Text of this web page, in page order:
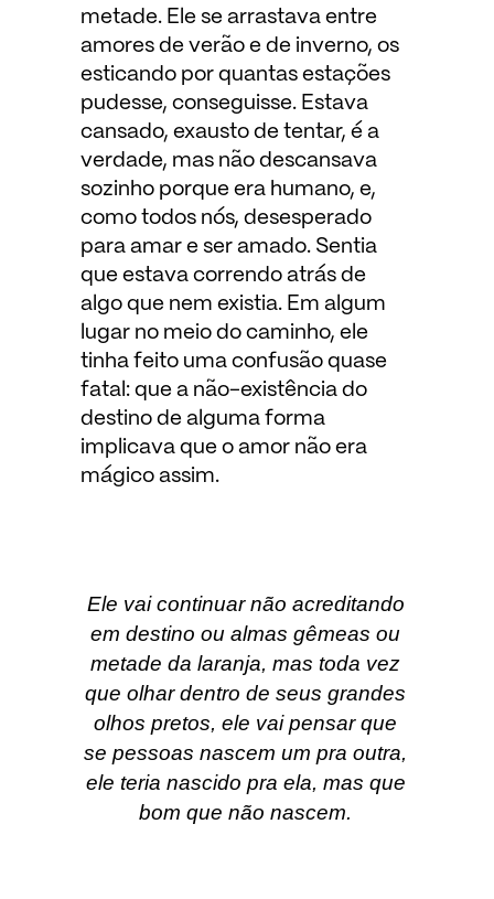
metade. Ele se arrastava entre
amores de verão e de inverno, os
esticando por quantas estações
pudesse, conseguisse. Estava
cansado, exausto de tentar, é a
verdade, mas não descansava
sozinho porque era humano, e,
como todos nós, desesperado
para amar e ser amado. Sentia
que estava correndo atrás de
algo que nem existia. Em algum
lugar no meio do caminho, ele
tinha feito uma confusão quase
fatal: que a não-existência do
destino de alguma forma
implicava que o amor não era
mágico assim.
Ele vai continuar não acreditando
em destino ou almas gêmeas ou
metade da laranja, mas toda vez
que olhar dentro de seus grandes
olhos pretos, ele vai pensar que
se pessoas nascem um pra outra,
ele teria nascido pra ela, mas que
bom que não nascem.